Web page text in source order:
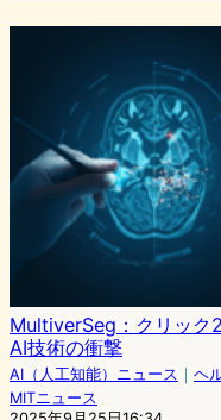
MultiverSeg：クリック
AI技術の衝撃
AI（人工知能）ニュース ｜ ヘ
MITニュース